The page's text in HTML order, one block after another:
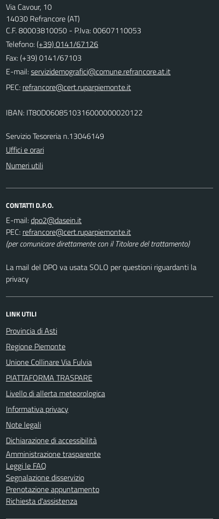
Via Cavour, 10
14030 Refrancore (AT)
C.F. 80003810050 - P.Iva: 00607110053
Telefono:(+39) 0141/67126
Fax: (+39) 0141/67103
E-mail:
PEC:
IBAN: IT80D0608510316000000020122
Servizio Tesoreria n.13046149
Uffici e orari
Numeri utili
CONTATTI D.P.O.
E-mail:
PEC:
(per comunicare direttamente con il Titolare del trattamento)
La mail del DPO va usata SOLO per questioni riguardanti la
privacy
LINK UTILI
Provincia di Asti
Regione Piemonte
Unione Collinare Via Fulvia
PIATTAFORMA TRASPARE
Livello di allerta meteorologica
Informativa privacy
Note legali
Dichiarazione di accessibilità
Amministrazione trasparente
Leggi le FAQ
Segnalazione disservizio
Prenotazione appuntamento
Richiesta d'assistenza